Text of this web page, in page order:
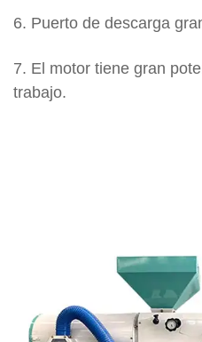
6. Puerto de descarga
7. El motor tiene gran
trabajo.